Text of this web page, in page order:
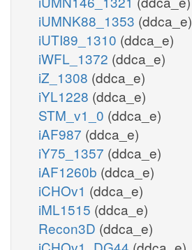
iUMNK88_1353 (ddca_e)
iUTI89_1310 (ddca_e)
iWFL_1372 (ddca_e)
iZ_1308 (ddca_e)
iYL1228 (ddca_e)
STM_v1_0 (ddca_e)
iAF987 (ddca_e)
iY75_1357 (ddca_e)
iAF1260b (ddca_e)
iCHOv1 (ddca_e)
iML1515 (ddca_e)
Recon3D (ddca_e)